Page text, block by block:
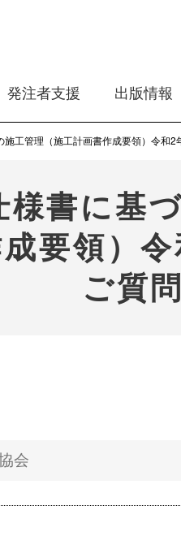
発注者支援 出版情報
施工管理（施工計画書作成要領）令和
様書に基
要領）
ご質問